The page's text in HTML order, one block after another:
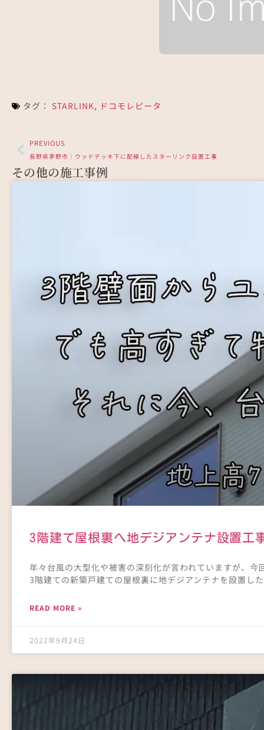
タグ： STARLINK, ドコモレピータ
PREVIOUS
長野県茅野市｜ウッドデッキ下に配線したスターリンク設置工事
その他の施工事例
3階建て屋根裏へ地デジアンテナ設置工
年々台風の大型化や被害の深刻化が言われていますが、
3階建ての新築戸建ての屋根裏に地デジアンテナを設置し
READ MORE »
2022年9月24日